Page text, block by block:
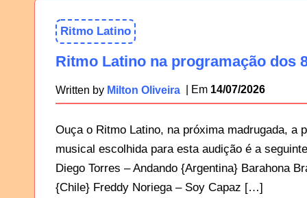
Ritmo Latino
Ritmo Latino na programação dos
Written by Milton Oliveira 14/07/2026
Ouça o Ritmo Latino, na próxima madrugada, a
musical escolhida para esta audição é a
Diego Torres – Andando {Argentina} Barahona
{Chile} Freddy Noriega – Soy Capaz […]